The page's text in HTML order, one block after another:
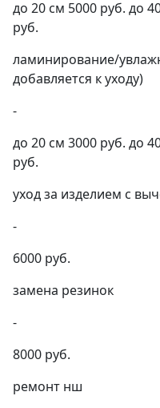
до 20 см 5000 руб. до
руб.
ламинирование/
добавляется к уходу)
-
до 20 см 3000 руб. до
руб.
уход за изделием с
-
6000 руб.
замена резинок
-
8000 руб.
ремонт нш